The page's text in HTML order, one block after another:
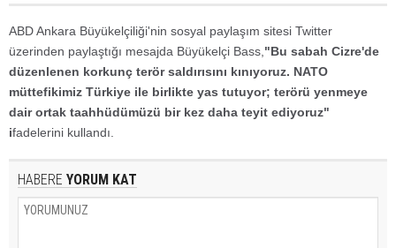
ABD Ankara Büyükelçiliği'nin sosyal paylaşım sitesi Twitter
üzerinden paylaştığı mesajda Büyükelçi Bass, "Bu sabah Cizre'de
düzenlenen korkunç terör saldırısını kınıyoruz. NATO
müttefikimiz Türkiye ile birlikte yas tutuyor; terörü yenmeye
dair ortak taahhüdümüzü bir kez daha teyit ediyoruz"
ifadelerini kullandı.
HABERE YORUM KAT